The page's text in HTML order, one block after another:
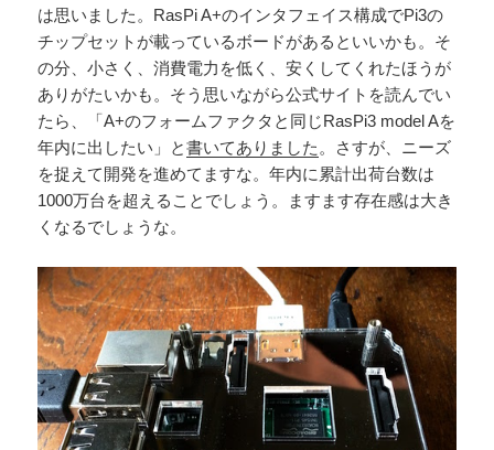
は思いました。RasPi A+のインタフェイス構成でPi3の
チップセットが載っているボードがあるといいかも。そ
の分、小さく、消費電力を低く、安くしてくれたほうが
ありがたいかも。そう思いながら公式サイトを読んでい
たら、「A+のフォームファクタと同じRasPi3 model Aを
年内に出したい」と書いてありました 。さすが、ニーズ
を捉えて開発を進めてますな。年内に累計出荷台数は
1000万台を超えることでしょう。ますます存在感は大き
くなるでしょうな。